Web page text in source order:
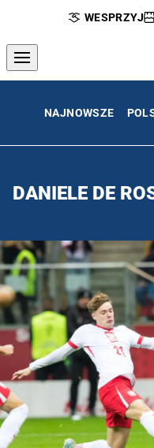
WESPRZYJ
NAJNOWSZE
DANIELE DE